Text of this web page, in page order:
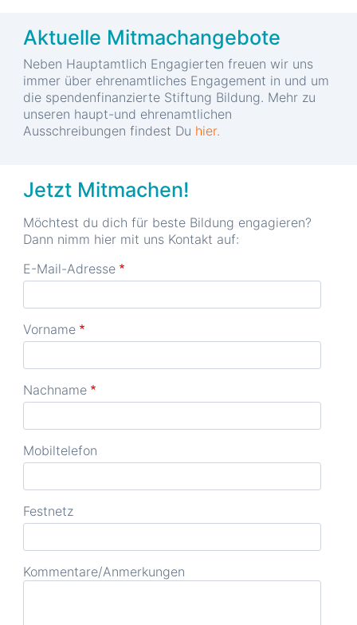
Aktuelle Mitmachangebote
Neben Hauptamtlich Engagierten freuen wir uns
immer über ehrenamtliches Engagement in und um
die spendenfinanzierte Stiftung Bildung. Mehr zu
unseren haupt-und ehrenamtlichen
Ausschreibungen findest Du hier.
Jetzt Mitmachen!
Möchtest du dich für beste Bildung engagieren?
Dann nimm hier mit uns Kontakt auf:
E-Mail-Adresse
Vorname
Nachname
Mobiltelefon
Festnetz
Kommentare/Anmerkungen